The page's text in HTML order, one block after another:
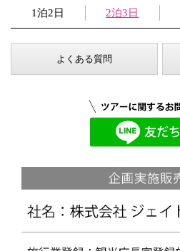
1泊2日 2泊3日
よくある質問